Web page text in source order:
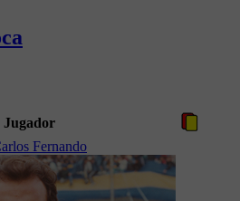
Jugador
Fernando